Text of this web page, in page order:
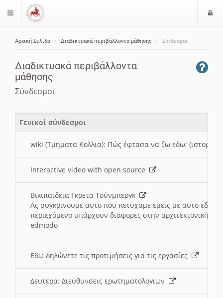
$langMenu
Αρχική Σελίδα Διαδικτυακά περιβάλλοντα μάθησης Σύνδεσμοι
Διαδικτυακά περιβάλλοντα
μάθησης
Σύνδεσμοι
Γενικοί σύνδεσμοι
wiki (Τμηματα Κολλια): Πώς έφτασα να ζω εδω; (ιστορια)
Interactive video with open source
Βικιπαιδεια Γκρετα Τούνμπεργκ
Ας συγκρινουμε αυτο που πετυχαμε εμεις με αυτο εδω
περιεχόμενο υπάρχουν διαφορες στην αρχιτεκτονική
edmodo
Εδω δηλώνετε τις προτιμήσεις για τις εργασίες
Δευτερα: Διευθυνσεις ερωτηματολογιων